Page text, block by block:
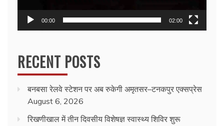
00:00 02:00
RECENT POSTS
बनबसा रेलवे स्टेशन पर अब रुकेगी अमृतसर–टनकपुर एक्सप्रेस
August 6, 2026
रिखणीखाल में तीन दिवसीय विशेषज्ञ स्वास्थ्य शिविर शुरू